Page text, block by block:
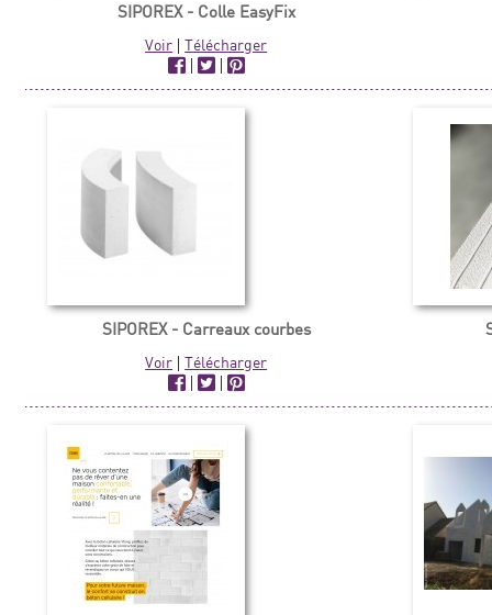
SIPOREX - Colle EasyFix
Voir |Télécharger
|
|
SIPOREX - Carreaux courbes
Voir |Télécharger
|
|